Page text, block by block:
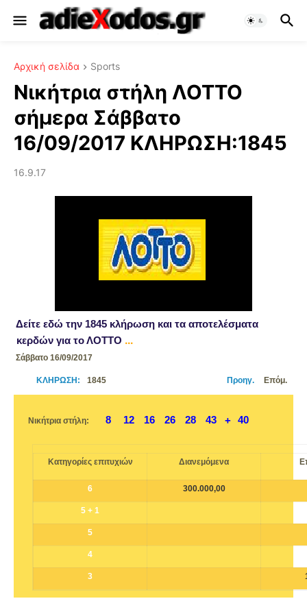
Αρχική σελίδα Sports
Νικήτρια στήλη ΛΟΤΤΟ
σήμερα Σάββατο
16/09/2017 ΚΛΗΡΩΣΗ:1845
16.9.17
Δείτε εδώ την 1845 κλήρωση και τα αποτελέσματα
κερδών για το ΛΟΤΤΟ ...
Σάββατο 16/09/2017
ΚΛΗΡΩΣΗ: 1845 Προηγ. Επόμ.
Νικήτρια στήλη: 8 12 16 26 28 43 + 40
Κατηγορίες επιτυχιών Διανεμόμενα
6 300.000,00
5 + 1
5
4
3